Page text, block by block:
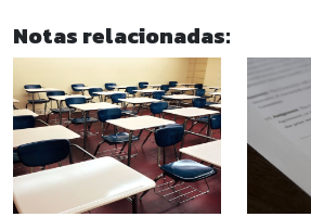
Notas relacionadas: